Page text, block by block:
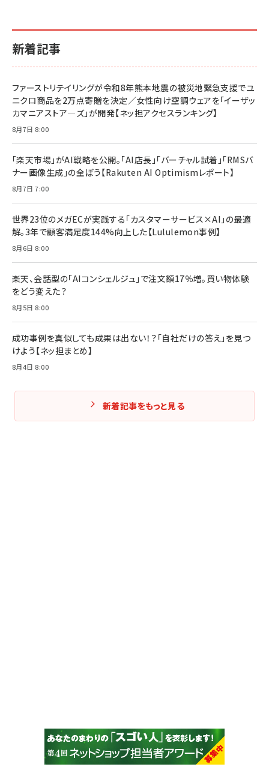
小さな会社は戦略が9割
￥1,815
マーケティングの真実 P&G・グリコで学んだ失敗
￥2,200
anan(アンアン)2026/06/24号 No.2500増刊
anan(アンアン)2026/07/08号 No.2502[2026
年後半、あなたの恋と運命／山田涼介]
￥880
ママ投資家が育休中に１億貯めた株式投資
￥1,870
￥1,980
ルな本質」
￥2,750
フィードバック経営 「沈黙の組織」から「高め合う
Amazonランキングをもっと見る
新着記事
ファーストリテイリングが令和8年熊本地震の被災地緊急支援でユ
ニクロ商品を2万点寄贈を決定／女性向け空調ウェアを「イーザッ
カマニアストア―ズ」が開発【ネッ担アクセスランキング】
8月7日 8:00
「楽天市場」がAI戦略を公開。「AI店長」「バーチャル試着」「RMSバ
ナー画像生成」の全ぼう【Rakuten AI Optimismレポート】
8月7日 7:00
世界23位のメガECが実践する「カスタマーサービス×AI」の最適
解。3年で顧客満足度144%向上した【Lululemon事例】
8月6日 8:00
楽天、会話型の「AIコンシェルジュ」で注文額17％増。買い物体験
をどう変えた？
8月5日 8:00
成功事例を真似しても成果は出ない！？「自社だけの答え」を見つ
けよう【ネッ担まとめ】
8月4日 8:00
新着記事をもっと見る